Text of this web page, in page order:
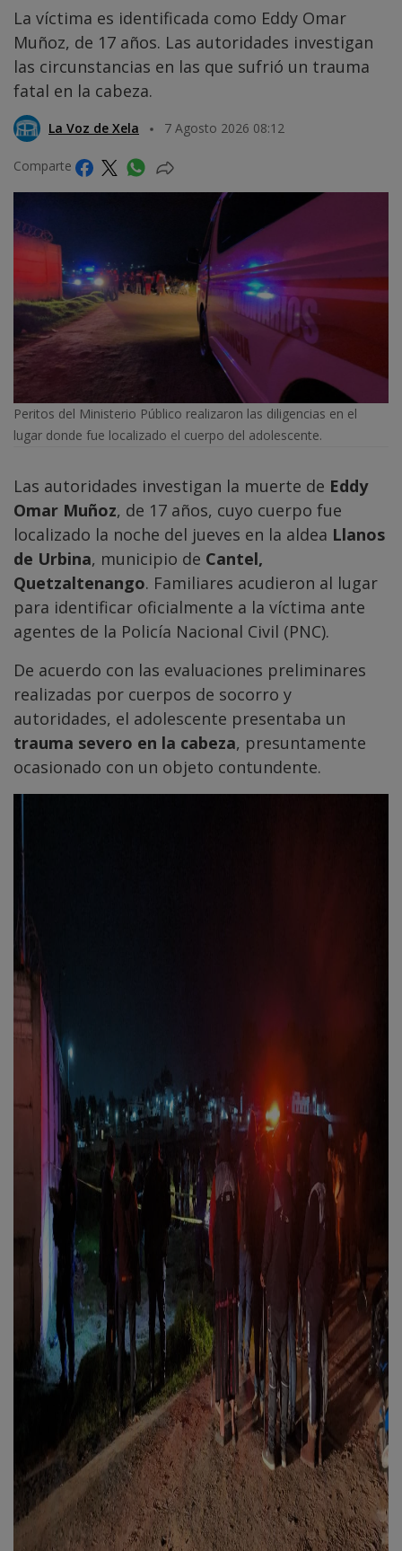
La víctima es identificada como Eddy Omar
Muñoz, de 17 años. Las autoridades investigan
las circunstancias en las que sufrió un trauma
fatal en la cabeza.
La Voz de Xela 7 Agosto 2026 08:12
Comparte
Peritos del Ministerio Público realizaron las diligencias en el
lugar donde fue localizado el cuerpo del adolescente.
Las autoridades investigan la muerte de Eddy
Omar Muñoz, de 17 años, cuyo cuerpo fue
localizado la noche del jueves en la aldea Llanos
de Urbina, municipio de Cantel,
Quetzaltenango. Familiares acudieron al lugar
para identificar oficialmente a la víctima ante
agentes de la Policía Nacional Civil (PNC).
De acuerdo con las evaluaciones preliminares
realizadas por cuerpos de socorro y
autoridades, el adolescente presentaba un
trauma severo en la cabeza, presuntamente
ocasionado con un objeto contundente.